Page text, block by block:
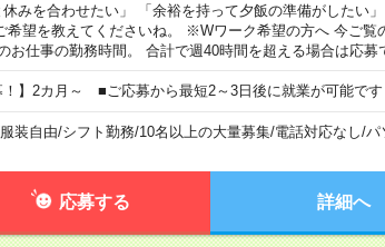
みを合わせたい」 「余裕を持って夕飯の準備がしたい
希望を教えてくださいね。 ※Wワーク希望の方へ 今ご覧
お仕事の勤務時間。 合計で週40時間を超える場合は応募
！】2カ月～ ■ご応募から最短2～3日後に就業が可能です
服装自由/シフト勤務/10名以上の大量募集/電話対応なし/パ
応募する 詳細へ